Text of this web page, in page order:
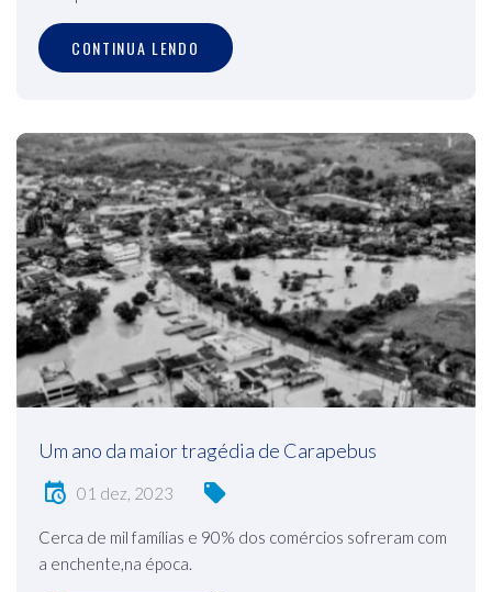
CONTINUA LENDO
Um ano da maior tragédia de Carapebus
01 dez, 2023
Cerca de mil famílias e 90% dos comércios sofreram com
a enchente,na época.